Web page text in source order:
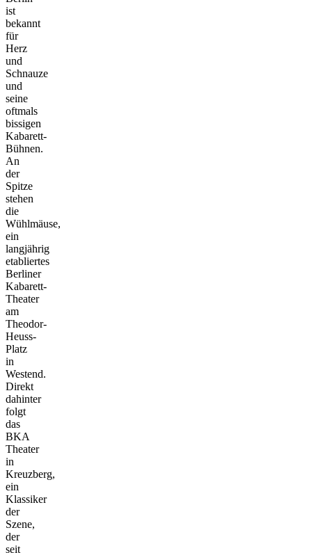
ist
bekannt
für
Herz
und
Schnauze
und
seine
oftmals
bissigen
Kabarett-
Bühnen.
An
der
Spitze
stehen
die
Wühlmäuse,
ein
langjährig
etabliertes
Berliner
Kabarett-
Theater
am
Theodor-
Heuss-
Platz
in
Westend.
Direkt
dahinter
folgt
das
BKA
Theater
in
Kreuzberg,
ein
Klassiker
der
Szene,
der
seit